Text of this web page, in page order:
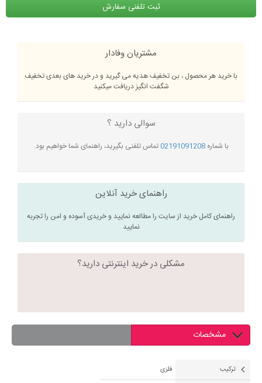
ثبت تلفنی سفارش
مشتریان وفادار
با خرید هر محصول ، بن تخفیف هدیه می گیرید و در خرید های بعدی تخفیف
شگفت انگیز دریافت میکنید
سوالی دارید ؟
با شماره02191091208تماس تلفنی بگیرید، راهنمای شما خواهیم بود.
راهنمای خرید آنلاین
راهنمای کامل خرید از سایت را مطالعه نمایید و خریدی آسوده و امن را تجربه
نمایید
مشکلی در خرید اینترنتی دارید؟
مشخصات
ترکیب فلزی